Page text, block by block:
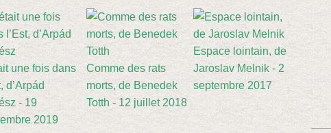
une fois dans
d’Arpád
- 19
2019
Comme des rats
morts, de Benedek
Totth - 12 juillet 2018
Espace lointain, de
Jaroslav Melnik - 2
septembre 2017